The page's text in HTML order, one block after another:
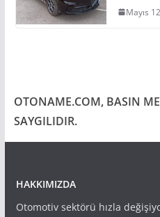
Mayıs
OTONAME.COM, BASIN
SAYGILIDIR.
HAKKIMIZDA
Otomotiv sektörü hızla